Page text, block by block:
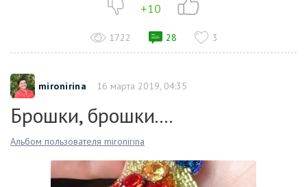
+10
1722 28 3
mironirina 16 марта 2019, 04:35
Брошки, брошки....
Альбом пользователя mironirina